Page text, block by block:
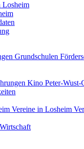
Losheim
Grundschulen
Kino Peter-Wust-
Vereine in Losheim